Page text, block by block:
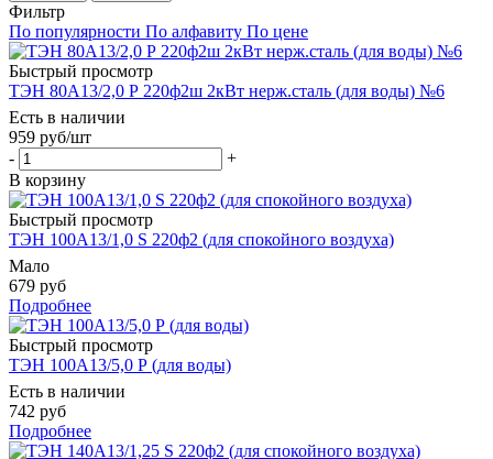
Фильтр
По популярности По алфавиту По цене
Быстрый просмотр
ТЭН 80А13/2,0 Р 220ф2ш 2кВт нерж.сталь (для воды) №6
Есть в наличии
959 руб/шт
-
+
В корзину
Быстрый просмотр
ТЭН 100А13/1,0 S 220ф2 (для спокойного воздуха)
Мало
679 руб
Подробнее
Быстрый просмотр
ТЭН 100А13/5,0 Р (для воды)
Есть в наличии
742 руб
Подробнее